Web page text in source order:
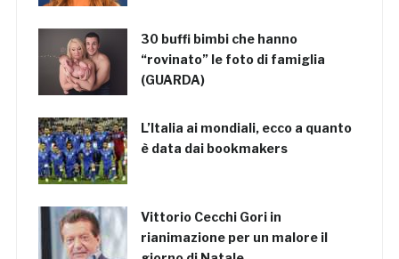
30 buffi bimbi che hanno
“rovinato” le foto di famiglia
(GUARDA)
L’Italia ai mondiali, ecco a quanto
è data dai bookmakers
Vittorio Cecchi Gori in
rianimazione per un malore il